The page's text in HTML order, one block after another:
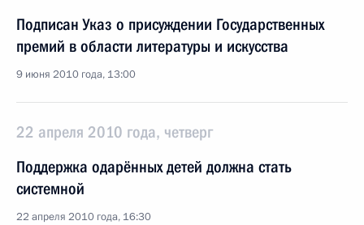
Подписан Указ о присуждении Государственных
премий в области литературы и искусства
9 июня 2010 года, 13:00
22 апреля 2010 года, четверг
Поддержка одарённых детей должна стать
системной
22 апреля 2010 года, 16:30